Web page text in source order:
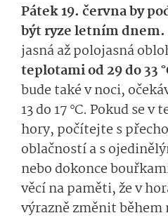
Pátek 19. června by
být ryze letním dnem.
jasná až polojasná
teplotami od 29 do 33
bude také v noci,
13 do 17 °C. Pokud se
hory, počítejte s
oblačností a s
nebo dokonce
věcí na paměti, že v
výrazně změnit